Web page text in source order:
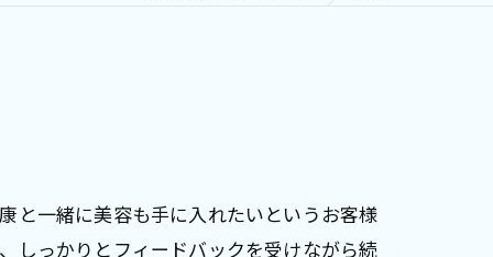
と一緒に美容も手に入れたいというお客様
しっかりとフィードバックを受けながら続